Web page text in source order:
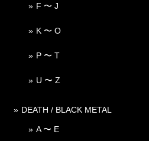
F 〜 J
K 〜 O
P 〜 T
U 〜 Z
DEATH / BLACK METAL
A 〜 E